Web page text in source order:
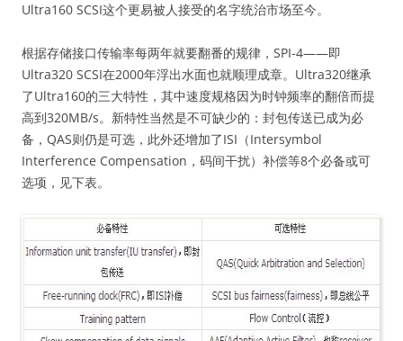
Ultra160 SCSI这个更易被人接受的名字统治市场至今。
根据存储接口传输率每两年就要翻番的规律，SPI-4——即
Ultra320 SCSI在2000年浮出水面也就顺理成章。Ultra320继承
了Ultra160的三大特性，其中速度规格因为时钟频率的翻倍而提
高到320MB/s。新特性当然是不可缺少的：封包传送已成为必
备，QAS则仍是可选，此外还增加了ISI（Intersymbol
Interference Compensation，码间干扰）补偿等8个必备或可
选项，见下表。